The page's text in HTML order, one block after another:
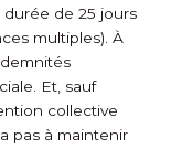
durée de 25 jours
multiples). À
Et, sauf
collective
pas à maintenir